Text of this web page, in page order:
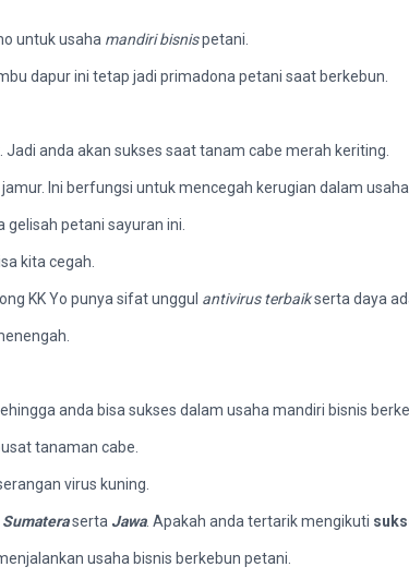
untuk usaha mandiri bisnispetani.
dapur ini tetap jadi primadona petani saat berkebun.
anda akan sukses saat tanam cabe merah keriting.
Ini berfungsi untuk mencegah kerugian dalam
petani sayuran ini.
kita cegah.
KK Yo punya sifat unggul antivirus terbaikserta daya
anda bisa sukses dalam usaha mandiri bisnis
tanaman cabe.
virus kuning.
Sumateraserta Jawa. Apakah anda tertarik mengikuti
usaha bisnis berkebun petani.